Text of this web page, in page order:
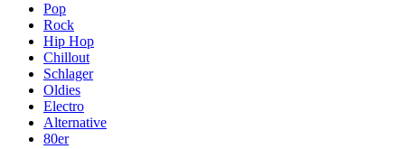
Pop
Rock
Hip Hop
Chillout
Schlager
Oldies
Electro
Alternative
80er